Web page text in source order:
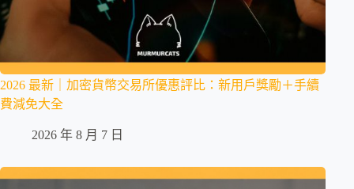
2026 最新｜加密貨幣交易所優惠評比：新用戶獎勵＋手續
費減免大全
2026 年 8 月 7 日